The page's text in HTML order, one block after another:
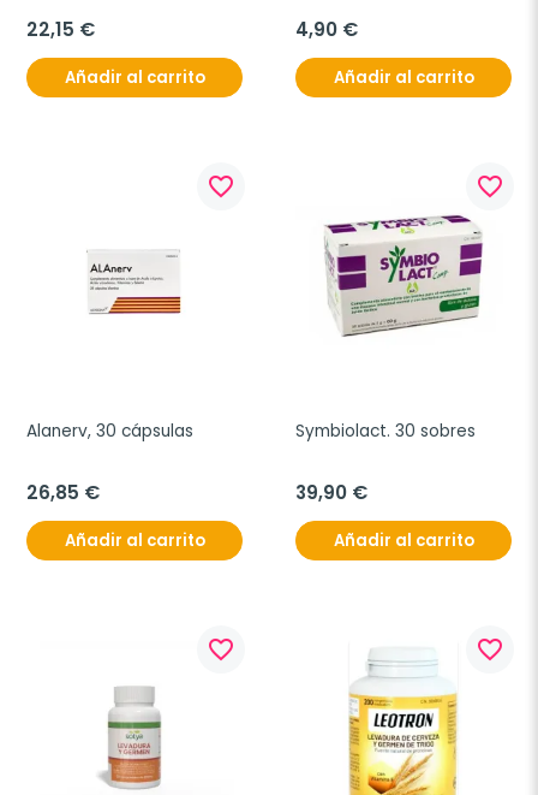
22,15 €
Añadir al carrito
4,90 €
Añadir al carrito
favorite_border
Alanerv, 30 cápsulas
26,85 €
Añadir al carrito
favorite_border
Symbiolact. 30 sobres
39,90 €
Añadir al carrito
favorite_border favorite_border